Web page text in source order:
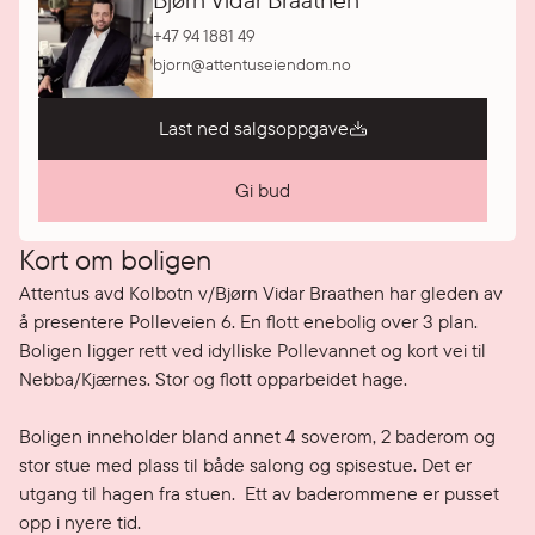
+47 94 1881 49
bjorn@attentuseiendom.no
Last ned salgsoppgave
Gi bud
Kort om boligen
Attentus avd Kolbotn v/Bjørn Vidar Braathen har gleden av
å presentere Polleveien 6. En flott enebolig over 3 plan.
Boligen ligger rett ved idylliske Pollevannet og kort vei til
Nebba/Kjærnes. Stor og flott opparbeidet hage.
Boligen inneholder bland annet 4 soverom, 2 baderom og
stor stue med plass til både salong og spisestue. Det er
utgang til hagen fra stuen.  Ett av baderommene er pusset
opp i nyere tid.